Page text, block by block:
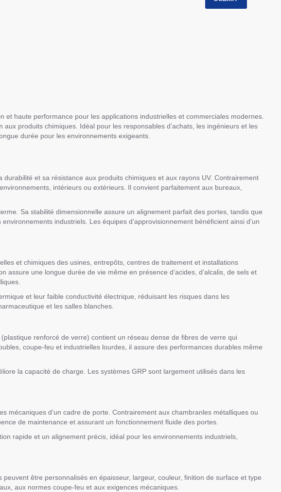
haute performance pour les applications industrielles et commerciales modernes.
produits chimiques. Idéal pour les responsables d’achats, les ingénieurs et les
durée pour les environnements exigeants.
et sa résistance aux produits chimiques et aux rayons UV. Contrairement
intérieurs ou extérieurs. Il convient parfaitement aux bureaux,
Sa stabilité dimensionnelle assure un alignement parfait des portes, tandis que
industriels. Les équipes d’approvisionnement bénéficient ainsi d’un
et chimiques des usines, entrepôts, centres de traitement et installations
une longue durée de vie même en présence d’acides, d’alcalis, de sels et
et leur faible conductivité électrique, réduisant les risques dans les
et les salles blanches.
renforcé de verre) contient un réseau dense de fibres de verre qui
coupe-feu et industrielles lourdes, il assure des performances durables même
la capacité de charge. Les systèmes GRP sont largement utilisés dans les
d’un cadre de porte. Contrairement aux chambranles métalliques ou
de maintenance et assurant un fonctionnement fluide des portes.
rapide et un alignement précis, idéal pour les environnements industriels,
être personnalisés en épaisseur, largeur, couleur, finition de surface et type
aux normes coupe-feu et aux exigences mécaniques.